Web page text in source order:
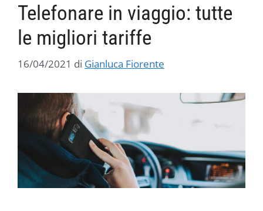
Telefonare in viaggio: tutte
le migliori tariffe
16/04/2021 di Gianluca Fiorente